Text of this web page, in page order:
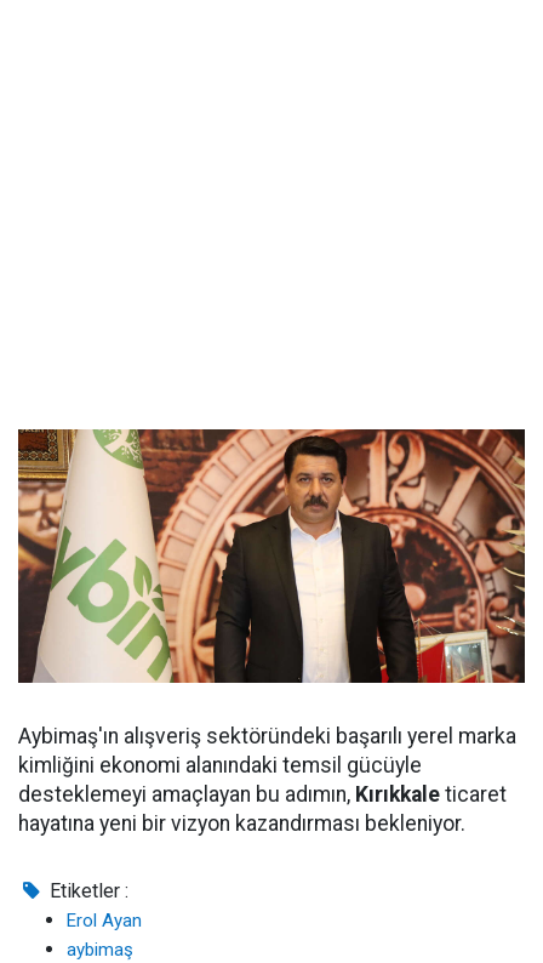
Aybimaş'ın alışveriş sektöründeki başarılı yerel marka
kimliğini ekonomi alanındaki temsil gücüyle
desteklemeyi amaçlayan bu adımın, Kırıkkale ticaret
hayatına yeni bir vizyon kazandırması bekleniyor.
Etiketler :
Erol Ayan
aybimaş